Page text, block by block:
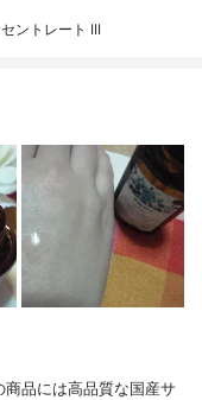
ントレート III
品には高品質な国産サ